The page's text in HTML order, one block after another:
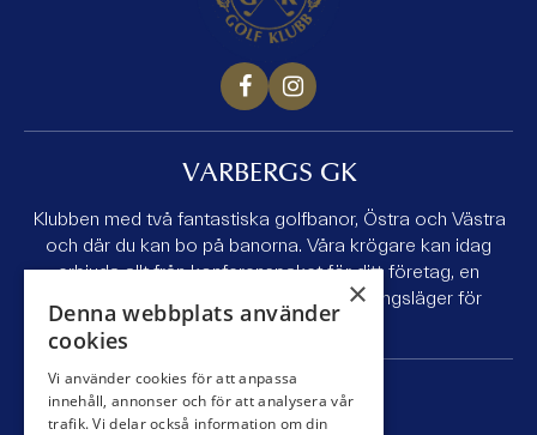
VARBERGS GK
Klubben med två fantastiska golfbanor, Östra och Västra
och där du kan bo på banorna. Våra krögare kan idag
erbjuda allt från konferenspaket för ditt företag, en
golfhelg med kompisgänget till ett träningsläger för
juniorlaget.
SNABBLÄNKAR
×
Denna webbplats använder
cookies
Vi använder cookies för att anpassa
innehåll, annonser och för att analysera vår
trafik. Vi delar också information om din